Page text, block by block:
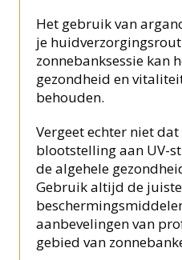
Het gebruik van
je
zonnebanksessie kan
gezondheid en
behouden.
Vergeet echter niet
blootstelling aan UV-
de algehele
Gebruik altijd de juiste
aanbevelingen van
gebied van